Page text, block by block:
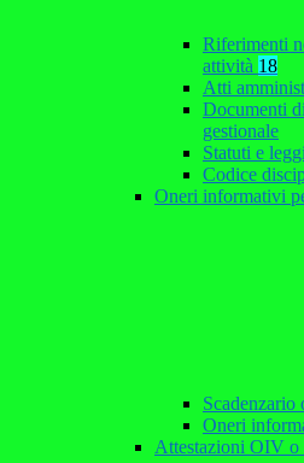
Riferimenti
attività 18
Atti
Documenti
gestionale
Statuti e
Codice
Oneri informativi
Oneri
Attestazioni OIV o